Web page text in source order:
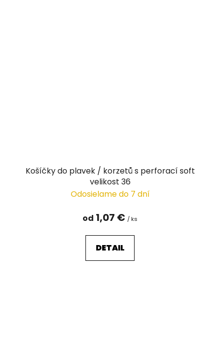
Košíčky do plavek / korzetů s perforací soft
velikost 36
Odosielame do 7 dní
od 1,07 € / ks
DETAIL